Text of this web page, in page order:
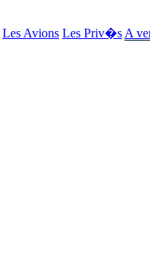
Les Avions Les Priv�s A